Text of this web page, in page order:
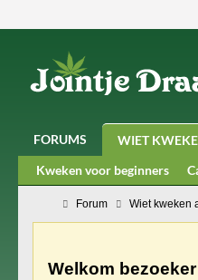
FORUMS WIET
Kweken voor beginners
Forum Wiet kweken
Welkom bezoeker